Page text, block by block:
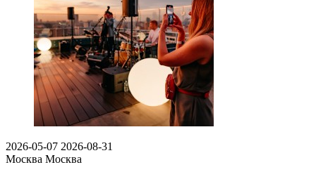
2026-05-07 2026-08-31
Москва Москва